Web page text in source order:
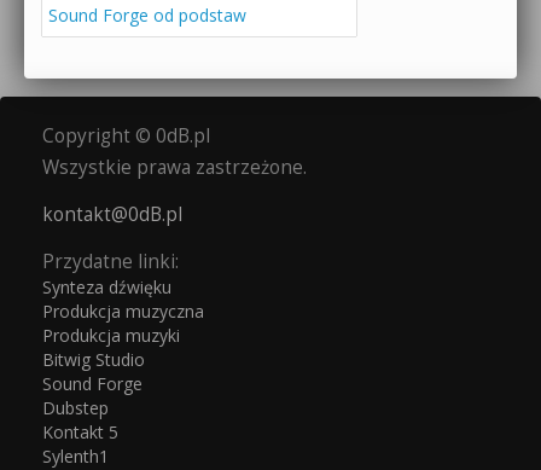
Sound Forge od podstaw
Copyright © 0dB.pl
Wszystkie prawa zastrzeżone.
kontakt@0dB.pl
Przydatne linki:
Synteza dźwięku
Produkcja muzyczna
Produkcja muzyki
Bitwig Studio
Sound Forge
Dubstep
Kontakt 5
Sylenth1